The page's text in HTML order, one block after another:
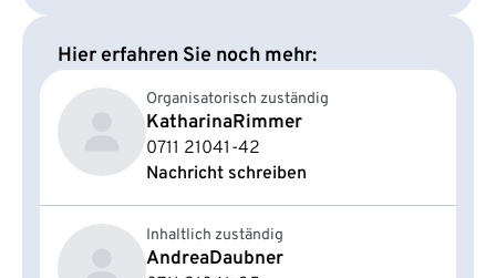
Hier erfahren Sie noch mehr:
Organisatorisch zuständig
KatharinaRimmer
0711 21041-42
Nachricht schreiben
Inhaltlich zuständig
AndreaDaubner